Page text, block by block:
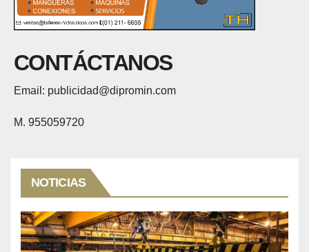
CONTÁCTANOS
Email: publicidad@dipromin.com
M. 955059720
NOTICIAS